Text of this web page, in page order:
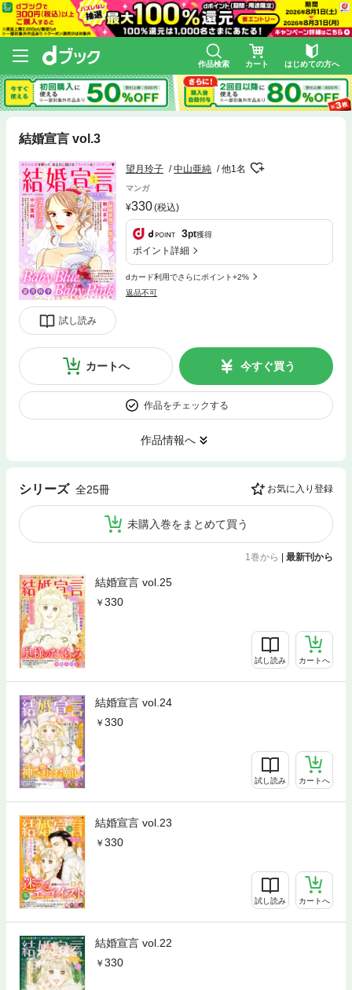
作品検索 カート はじめての方へ
結婚宣言 vol.3
試し読み
望月玲子 中山亜純 他1名
マンガ
330(税込)
3pt獲得
ポイント詳細
dカード利用でさらにポイント+2%
返品不可
カートへ 今すぐ買う
作品をチェックする
作品情報へ
シリーズ 全25冊 お気に入り登録
未購入巻をまとめて買う
1巻から | 最新刊から
結婚宣言 vol.25
330
試し読み カートへ
結婚宣言 vol.24
330
試し読み カートへ
結婚宣言 vol.23
330
試し読み カートへ
結婚宣言 vol.22
330